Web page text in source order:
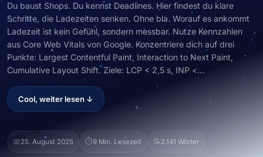
Du baust Shops. Du kennst Deadlines. Hier findest du klare
Schritte, die Ladezeiten senken. Ohne bla. Worauf es ankommt
Ladezeit ist kein Gefühl, sondern messbar. Nutze Kennzahlen
aus Core Web Vitals von Google. Konzentriere dich auf drei
Punkte: Largest Contentful Paint, Interaction to Next Paint,
Cumulative Layout Shift. Ziele: LCP < 2,5 s, INP <...
Cool, weiter lesen ↓
📅25. August 2025 ⏱️9 Min. Lesezeit 📝 2.141 Wörter